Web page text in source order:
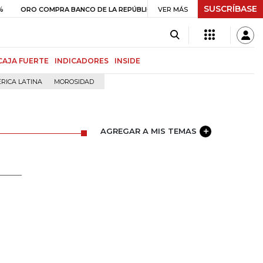
COMPRA BANCO DE LA REPÚBLICA $ 408.498,97 +$ 8.753,81 +2,19%
VER MÁS SUSCRÍBASE
FUERTE INDICADORES INSIDE
LATINA MOROSIDAD
AGREGAR A MIS TEMAS